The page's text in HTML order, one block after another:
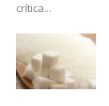
crítica...